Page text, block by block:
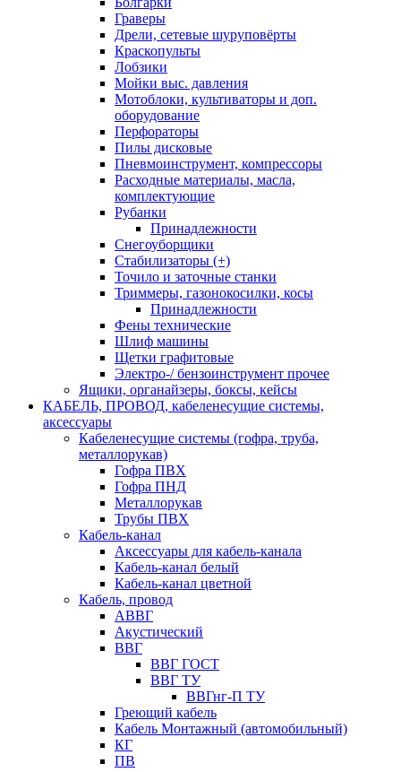
Граверы
Дрели, сетевые шуруповёрты
Краскопульты
Лобзики
Мойки выс. давления
Мотоблоки, культиваторы и доп.
оборудование
Перфораторы
Пилы дисковые
Пневмоинструмент, компрессоры
Расходные материалы, масла,
комплектующие
Рубанки
Принадлежности
Снегоуборщики
Стабилизаторы (+)
Точило и заточные станки
Триммеры, газонокосилки, косы
Принадлежности
Фены технические
Шлиф машины
Щетки графитовые
Электро-/ бензоинструмент прочее
Ящики, органайзеры, боксы, кейсы
КАБЕЛЬ, ПРОВОД, кабеленесущие системы,
аксессуары
Кабеленесущие системы (гофра, труба,
металлорукав)
Гофра ПВХ
Гофра ПНД
Металлорукав
Трубы ПВХ
Кабель-канал
Аксессуары для кабель-канала
Кабель-канал белый
Кабель-канал цветной
Кабель, провод
АВВГ
Акустический
ВВГ
ВВГ ГОСТ
ВВГ ТУ
ВВГнг-П ТУ
Греющий кабель
Кабель Монтажный (автомобильный)
КГ
ПВ